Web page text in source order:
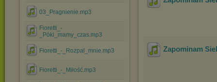
03_Pragnienie.mp3
Fioretti_-
_Póki_mamy_czas.mp3
Fioretti_-_Rozpal_mnie.mp3
Fioretti_-_Miłość.mp3
Zapominam